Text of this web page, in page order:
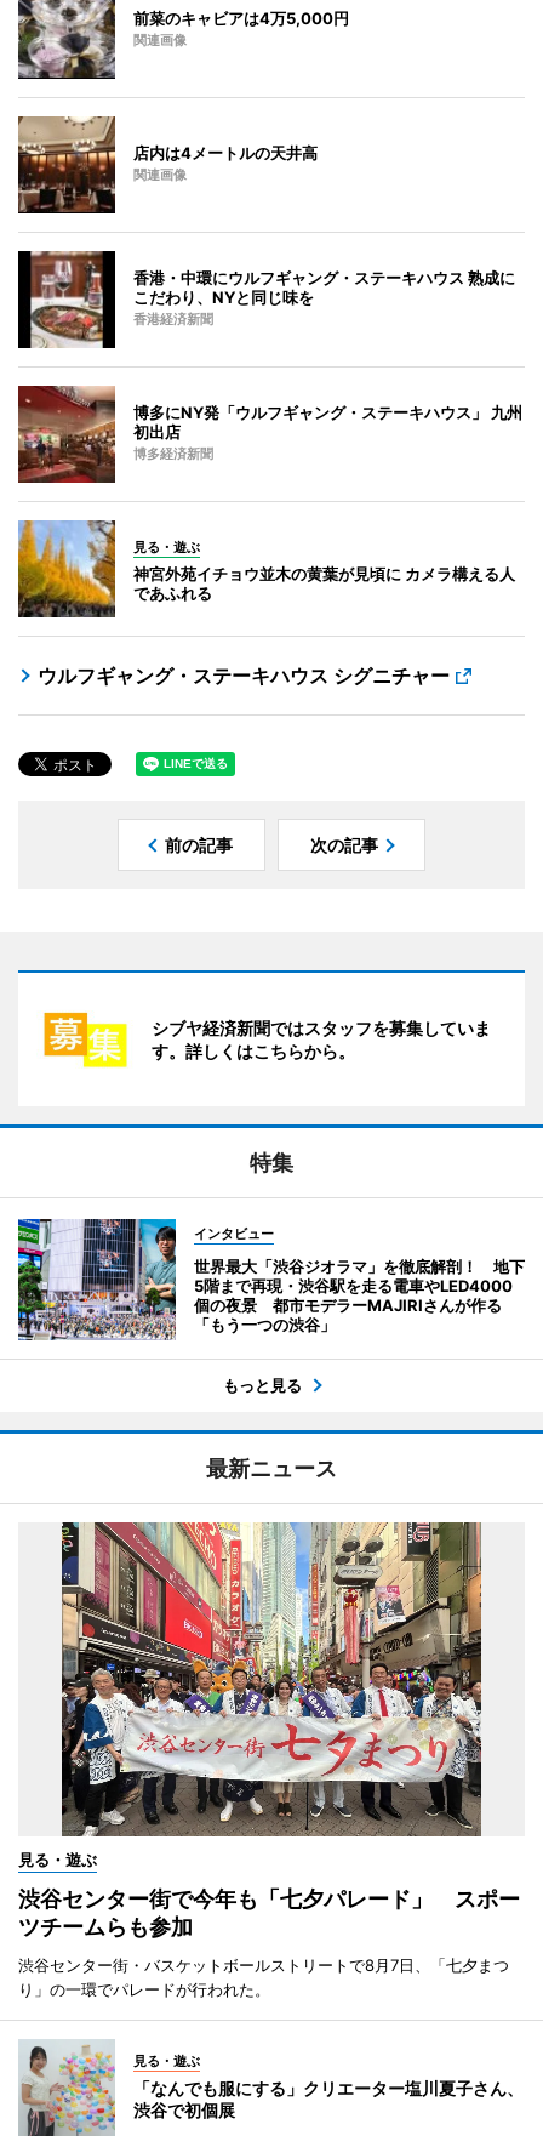
前菜のキャビアは4万5,000円
関連画像
店内は4メートルの天井高
関連画像
香港・中環にウルフギャング・ステーキハウス 熟成に
こだわり、NYと同じ味を
香港経済新聞
博多にNY発「ウルフギャング・ステーキハウス」 九州
初出店
博多経済新聞
見る・遊ぶ
神宮外苑イチョウ並木の黄葉が見頃に カメラ構える人
であふれる
ウルフギャング・ステーキハウス シグニチャー
前の記事 次の記事
シブヤ経済新聞ではスタッフを募集していま
す。詳しくはこちらから。
特集
インタビュー
世界最大「渋谷ジオラマ」を徹底解剖！ 地下
5階まで再現・渋谷駅を走る電車やLED4000
個の夜景 都市モデラーMAJIRIさんが作る
「もう一つの渋谷」
もっと見る
最新ニュース
見る・遊ぶ
渋谷センター街で今年も「七夕パレード」 スポー
ツチームらも参加
渋谷センター街・バスケットボールストリートで8月7日、「七夕まつ
り」の一環でパレードが行われた。
見る・遊ぶ
「なんでも服にする」クリエーター塩川夏子さん、
渋谷で初個展